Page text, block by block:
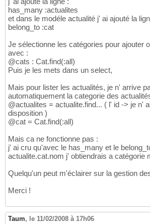
has_many :actualites
et dans le modéle actualité j' ai ajouté la
belong_to :cat
Je sélectionne les catégories pour ajouter
avec :
@cats : Cat.find(:all)
Puis je les mets dans un select,
Mais pour lister les actualités, je n' arrive
automatiquement la categorie des
@actualites = actualite.find... ( l' id -> je n'
disposition )
@cat = Cat.find(:all)
Mais ca ne fonctionne pas :
j' ai cru qu'avec le has_many et le
actualite.cat.nom j' obtiendrais a catégorie
Quelqu'un peut m'éclairer sur la gestion
Merci !
Taum, le 11/02/2008 à 17h06